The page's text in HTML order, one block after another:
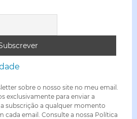
sobre o nosso site no meu email.
exclusivamente para enviar a
subscrição a qualquer momento
cada email. Consulte a nossa Política